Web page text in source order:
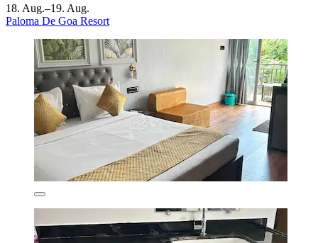
18. Aug.–19. Aug.
Paloma De Goa Resort